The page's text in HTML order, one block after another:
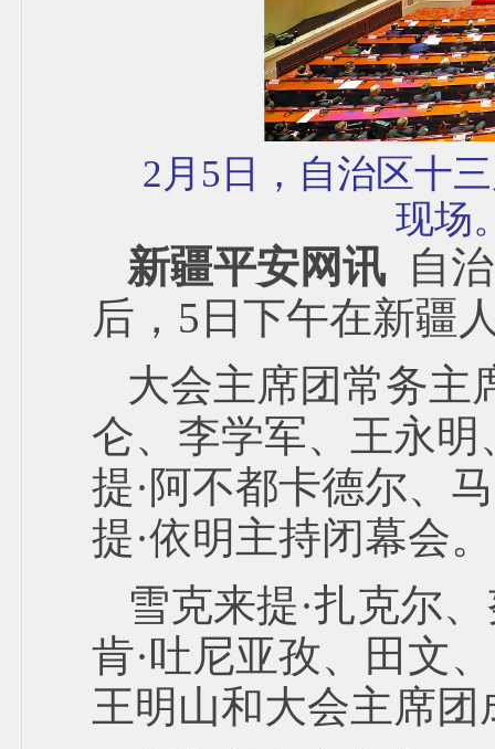
2月5日，自治区十
现场
新疆平安网讯 自
后，5日下午在新疆
大会主席团常务主
仑、李学军、王永
提·阿不都卡德尔、
提·依明主持闭幕会。
雪克来提·扎克尔
肯·吐尼亚孜、田文
王明山和大会主席